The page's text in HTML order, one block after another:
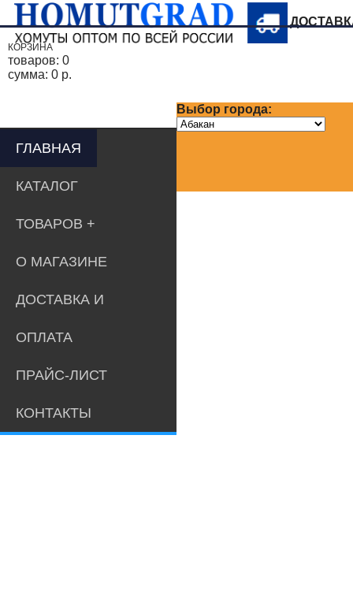
Выбор города:
КОРЗИНА
товаров: 0
сумма: 0 р.
ГЛАВНАЯ
КАТАЛОГ
ТОВАРОВ
О МАГАЗИНЕ
ДОСТАВКА И
ОПЛАТА
ПРАЙС-ЛИСТ
КОНТАКТЫ